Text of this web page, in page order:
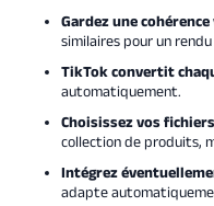
Gardez une
similaires pour un
TikTok convertit
automatiquement.
Choisissez vos
collection de produits,
Intégrez
adapte